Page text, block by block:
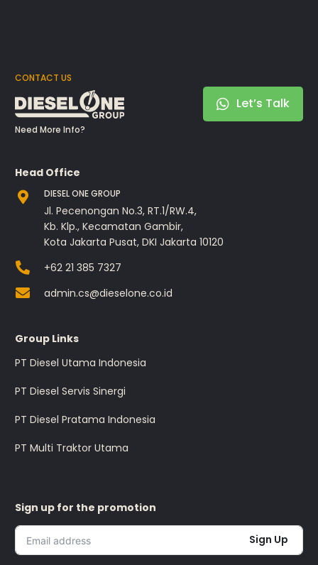
CONTACT US
Need More Info?
Let’s Talk
Head Office
DIESEL ONE GROUP
Jl. Pecenongan No.3, RT.1/RW.4,
Kb. Klp., Kecamatan Gambir,
Kota Jakarta Pusat, DKI Jakarta 10120
+62 21 385 7327
admin.cs@dieselone.co.id
Group Links
PT Diesel Utama Indonesia
PT Diesel Servis Sinergi
PT Diesel Pratama Indonesia
PT Multi Traktor Utama
Sign up for the promotion
Sign Up